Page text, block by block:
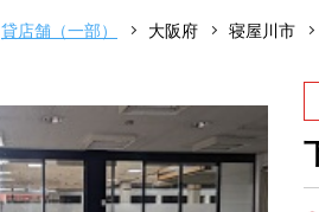
貸店舗（一部） 大阪府 寝屋川市